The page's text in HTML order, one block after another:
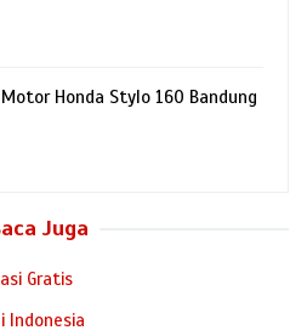
Honda Stylo 160 Bandung
Juga
Gratis
Indonesia